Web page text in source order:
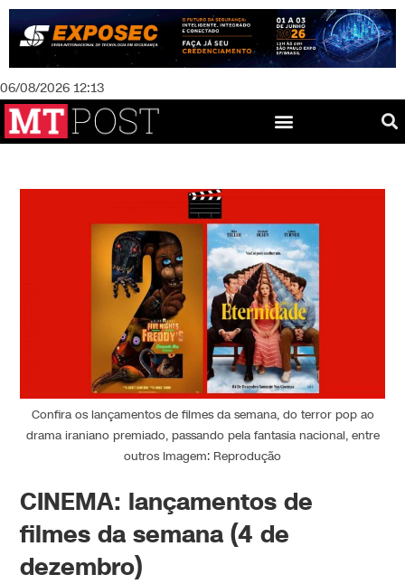
06/08/2026 12:13
Confira os lançamentos de filmes da semana, do terror pop ao
drama iraniano premiado, passando pela fantasia nacional, entre
outros Imagem: Reprodução
CINEMA: lançamentos de
filmes da semana (4 de
dezembro)